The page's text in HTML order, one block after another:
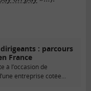
: parcours
France
à l’occasion de
entreprise cotée...